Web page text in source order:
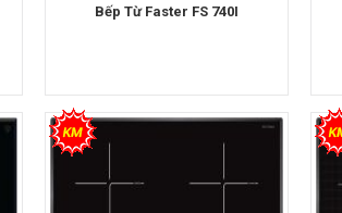
Bếp Từ Faster FS 740I